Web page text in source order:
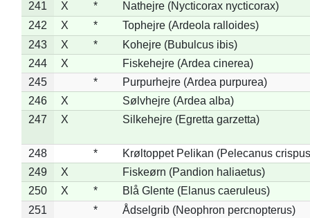
241 X *
Nathejre (Nycticorax nycticorax)
242
X *
Tophejre (Ardeola ralloides)
243
X *
Kohejre (Bubulcus ibis)
244
X
Fiskehejre (Ardea cinerea)
245
*
Purpurhejre (Ardea purpurea)
246
X
Sølvhejre (Ardea alba)
247
X Silkehejre (Egretta garzetta)
248 *
Krøltoppet Pelikan (Pelecanus
249
X
Fiskeørn (Pandion haliaetus)
250
X *
Blå Glente (Elanus caeruleus)
251
*
Ådselgrib (Neophron percnopterus)